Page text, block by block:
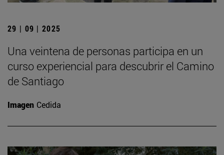
29 | 09 | 2025
Una veintena de personas participa en un
curso experiencial para descubrir el Camino
de Santiago
Imagen Cedida